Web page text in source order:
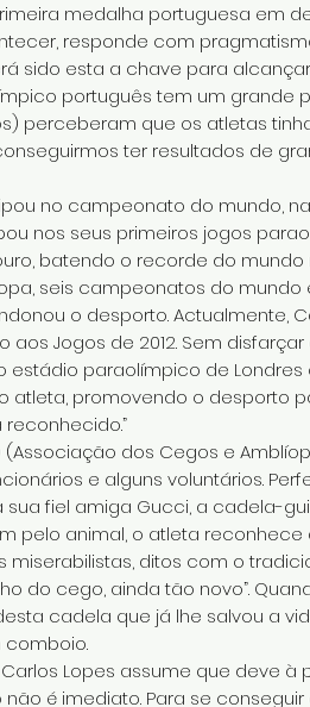
medalha portuguesa em
responde com
sido esta a chave para
português tem um grande
perceberam que os atletas
ter resultados de
no campeonato do mundo,
nos seus primeiros jogos
batendo o recorde do mundo
seis campeonatos do mundo
o desporto. Actualmente,
Jogos de 2012. Sem
estádio paraolímpico de
promovendo o desporto
dos Cegos e
e alguns voluntários.
fiel amiga Gucci, a cadela-
pelo animal, o atleta
ditos com o
do cego, ainda tão novo”.
cadela que já lhe salvou a
comboio.
Lopes assume que deve à
é imediato. Para se